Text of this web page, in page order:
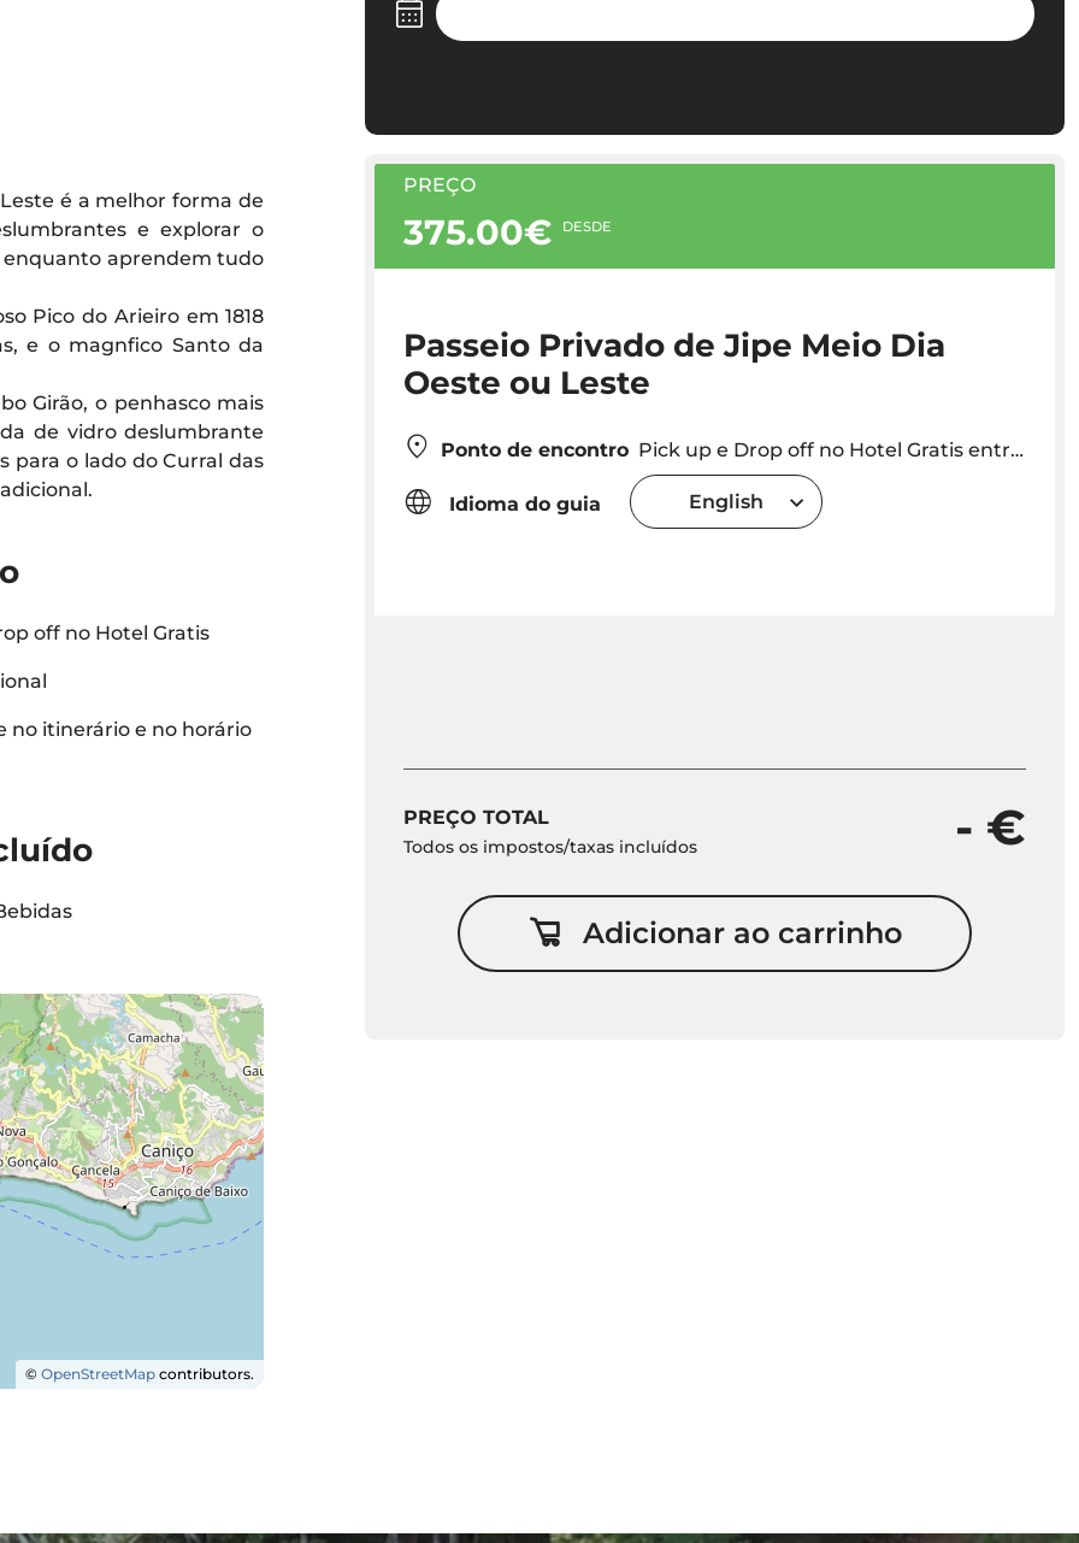
é a melhor forma de
e explorar o
enquanto aprendem tudo
Pico do Arieiro em 1818
e o magnfico Santo da
Girão, o penhasco mais
de vidro deslumbrante
para o lado do Curral das
off no Hotel Gratis
no itinerário e no horário
©OpenStreetMap contributors.
PREÇO
375.00€ DESDE
Passeio Privado de Jipe Meio Dia
Oeste ou Leste
Ponto de encontro Pick up e Drop off no Hotel Gratis entre Funchal e Caniço. Fora desta área tem custo extras ou combinar um local de encontro. Flexibilidade no itinerário e no horário de pick-up
Idioma do guia English
PREÇO TOTAL
Todos os impostos/taxas incluídos - €
Adicionar ao carrinho